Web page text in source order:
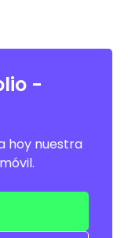
-
hoy nuestra